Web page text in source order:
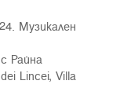
Музикален
Райна
Lincei, Villa